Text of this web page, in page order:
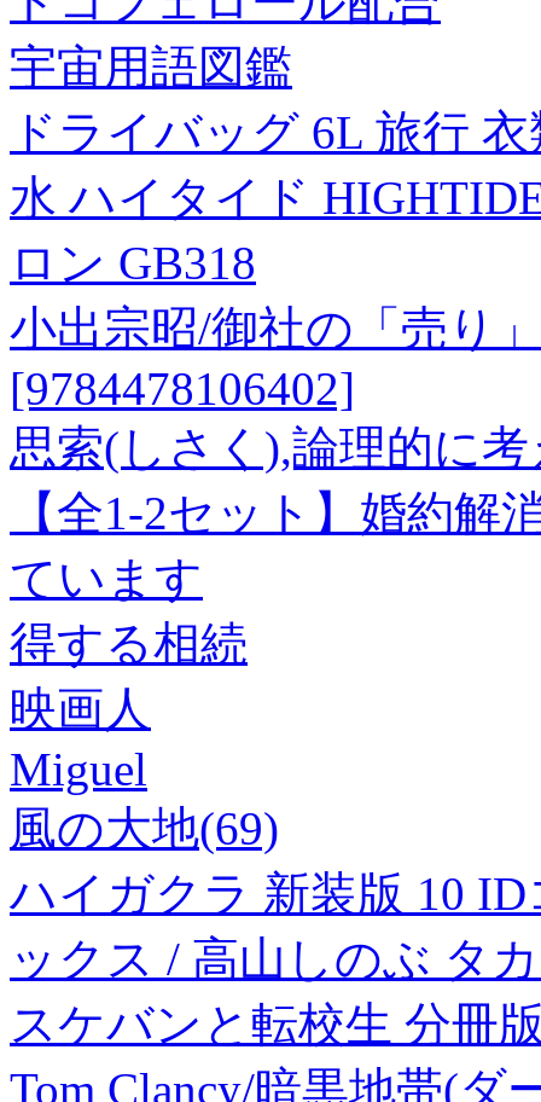
宇宙用語図鑑
ドライバッグ 6L 旅行
水 ハイタイド
ロン GB318
小出宗昭/御社の「売り
[9784478106402]
思索(しさく),論理的に
【全1-2セット】婚約
ています
得する相続
映画人
Miguel
風の大地(69)
ハイガクラ 新装版 10
ックス / 高山しのぶ タ
スケバンと転校生 分冊
Tom Clancy/暗黒地帯(ダ